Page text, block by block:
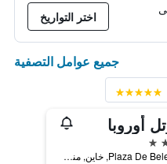
اختر التواريخ
جميع عوامل التصفية
أوروبا
Plaza De Belen 1, خاين, منطقة أندلوسيا, أسبانيا